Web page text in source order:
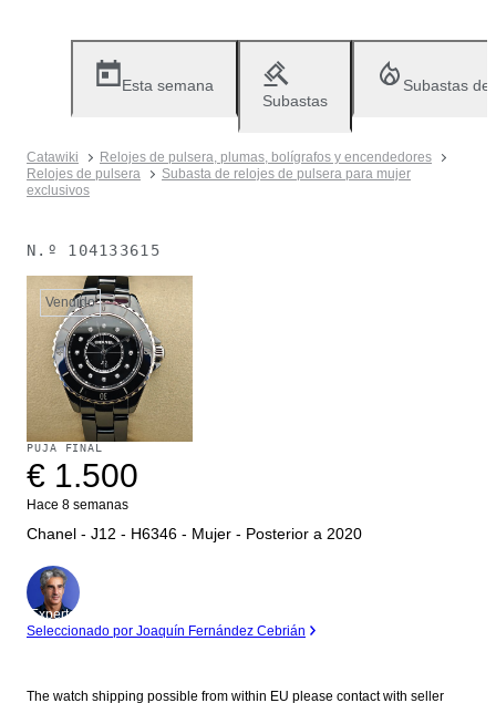
Esta semana
Subastas
Subastas
Catawiki
Relojes de pulsera, plumas, bolígrafos y encendedores
Relojes de pulsera
Subasta de relojes de pulsera para mujer
exclusivos
N.º 104133615
Vendido
PUJA FINAL
€ 1.500
Hace 8 semanas
Chanel - J12 - H6346 - Mujer - Posterior a 2020
Experto
Seleccionado por Joaquín Fernández Cebrián
The watch shipping possible from within EU please contact with seller